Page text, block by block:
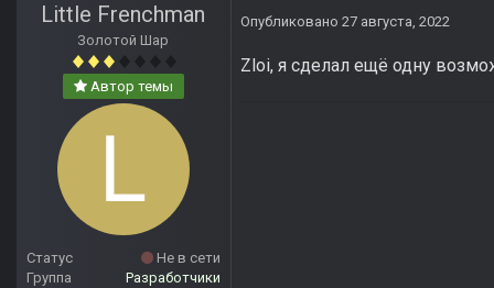
Little Frenchman
Золотой Шар
Автор темы
Статус
Не в сети
Группа
Разработчики
Опубликовано 27 августа, 2022
Zloi, я сделал ещё одну